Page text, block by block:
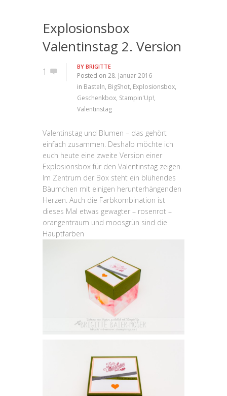
Explosionsbox
Valentinstag 2. Version
1 BY BRIGITTE
Posted on 28. Januar 2016
in Basteln, BigShot, Explosionsbox,
Geschenkbox, Stampin'Up!,
Valentinstag
Valentinstag und Blumen – das gehört
einfach zusammen. Deshalb möchte ich
euch heute eine zweite Version einer
Explosionsbox für den Valentinstag zeigen.
Im Zentrum der Box steht ein blühendes
Bäumchen mit einigen herunterhängenden
Herzen. Auch die Farbkombination ist
dieses Mal etwas gewagter – rosenrot –
orangentraum und moosgrün sind die
Hauptfarben